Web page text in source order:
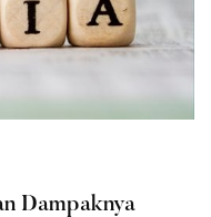
Dampaknya